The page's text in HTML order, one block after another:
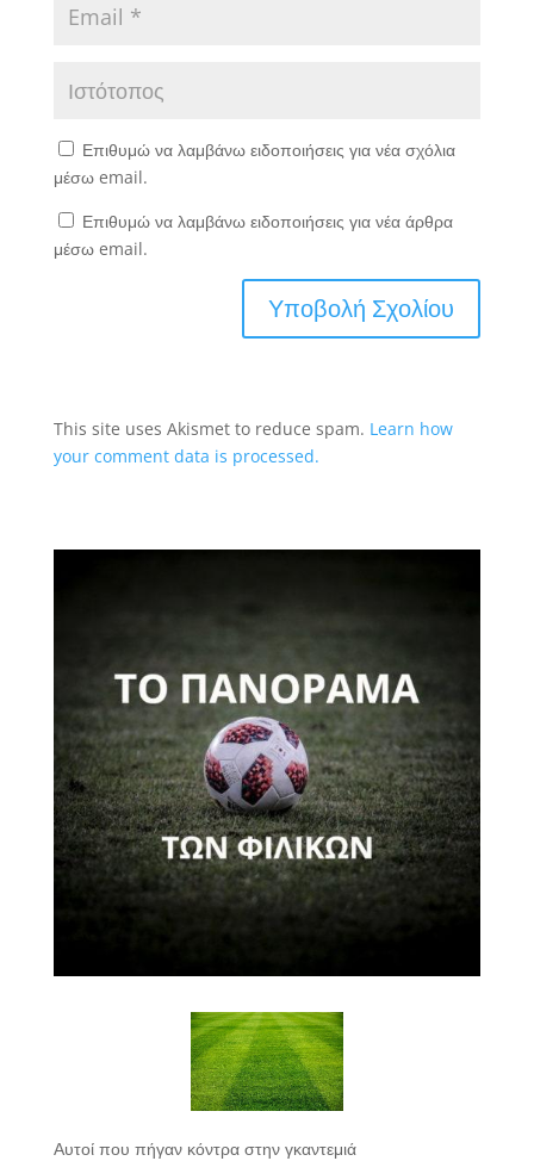
Επιθυμώ να λαμβάνω ειδοποιήσεις για νέα σχόλια
μέσω email.
Επιθυμώ να λαμβάνω ειδοποιήσεις για νέα άρθρα
μέσω email.
This site uses Akismet to reduce spam. Learn how
your comment data is processed.
Αυτοί που πήγαν κόντρα στην γκαντεμιά